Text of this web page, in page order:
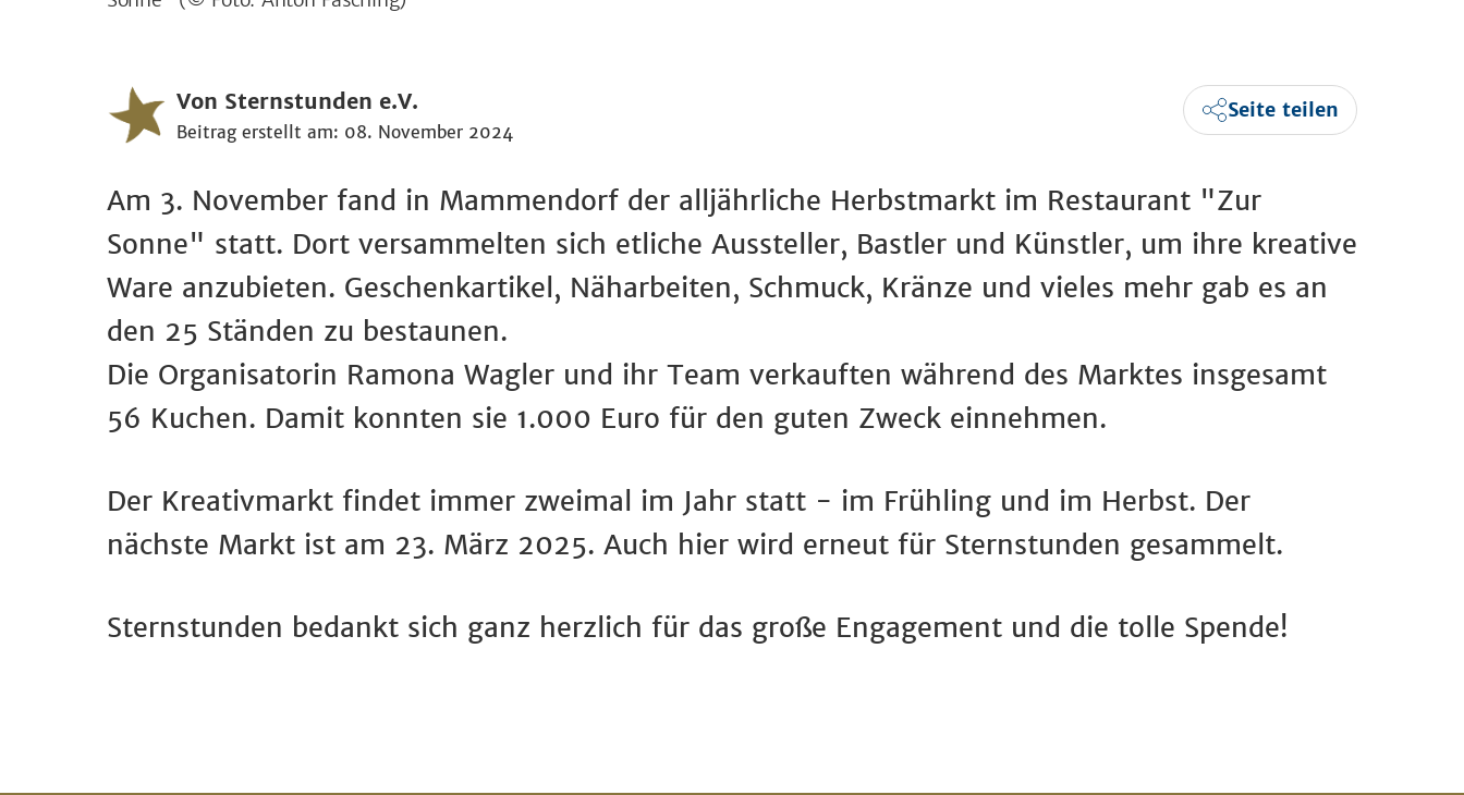
Von Sternstunden e.V.
Beitrag erstellt am: 08. November 2024
Seite teilen
Am 3. November fand in Mammendorf der alljährliche Herbstmarkt im Restaurant "Zur
Sonne" statt. Dort versammelten sich etliche Aussteller, Bastler und Künstler, um ihre kreative
Ware anzubieten. Geschenkartikel, Näharbeiten, Schmuck, Kränze und vieles mehr gab es an
den 25 Ständen zu bestaunen.
Die Organisatorin Ramona Wagler und ihr Team verkauften während des Marktes insgesamt
56 Kuchen. Damit konnten sie 1.000 Euro für den guten Zweck einnehmen.
Der Kreativmarkt findet immer zweimal im Jahr statt - im Frühling und im Herbst. Der
nächste Markt ist am 23. März 2025. Auch hier wird erneut für Sternstunden gesammelt.
Sternstunden bedankt sich ganz herzlich für das große Engagement und die tolle Spende!